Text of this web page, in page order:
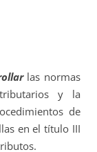
las normas
y la
de
en el título III